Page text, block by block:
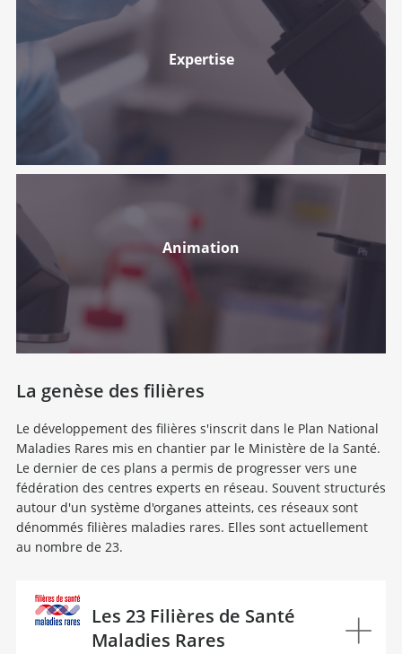
Expertise
Animation
La genèse des filières
Le développement des filières s'inscrit dans le Plan National
Maladies Rares mis en chantier par le Ministère de la Santé.
Le dernier de ces plans a permis de progresser vers une
fédération des centres experts en réseau. Souvent structurés
autour d'un système d'organes atteints, ces réseaux sont
dénommés filières maladies rares. Elles sont actuellement
au nombre de 23.
Les 23 Filières de Santé
Maladies Rares